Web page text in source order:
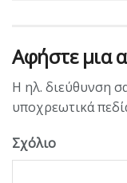
Αφήστε μια
Η ηλ. διεύθυνση
υποχρεωτικά
Σχόλιο